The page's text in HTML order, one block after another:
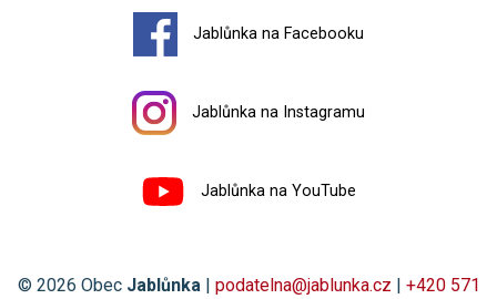
Jablůnka na Facebooku
Jablůnka na Instagramu
Jablůnka na YouTube
© 2026 Obec Jablůnka | podatelna@jablunka.cz | +420 571